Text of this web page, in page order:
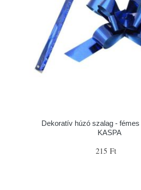
Dekoratív húzó szalag -
KASPA
215 Ft